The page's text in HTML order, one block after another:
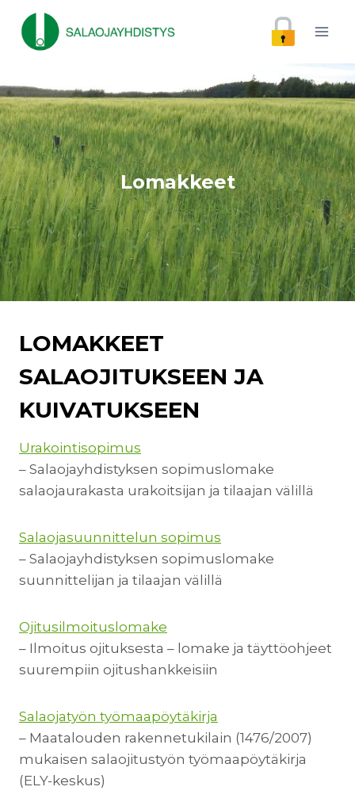
sisältöön
Lomakkeet
LOMAKKEET
SALAOJITUKSEEN JA
KUIVATUKSEEN
Urakointisopimus
– Salaojayhdistyksen sopimuslomake
salaojaurakasta urakoitsijan ja tilaajan välillä
Salaojasuunnittelun sopimus
– Salaojayhdistyksen sopimuslomake
suunnittelijan ja tilaajan välillä
Ojitusilmoituslomake
– Ilmoitus ojituksesta – lomake ja täyttöohjeet
suurempiin ojitushankkeisiin
Salaojatyön työmaapöytäkirja
– Maatalouden rakennetukilain (1476/2007)
mukaisen salaojitustyön työmaapöytäkirja
(ELY-keskus)